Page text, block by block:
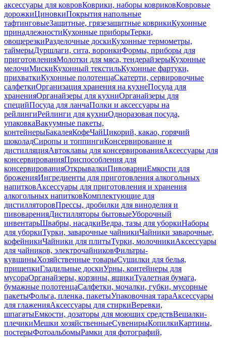
аксессуары для ковровКоврики, наборы ковриковКовровые
дорожкиЦиновкиПокрытия напольные
тафтинговыеЗащитные, грязезащитные коврикиКухонные
принадлежностиКухонные приборыТерки,
овощерезкиРазделочные доскиКухонные термометры,
таймерыДуршлаги, сита, воронкиФормы, приборы для
приготовленияМолотки для мяса, тендерайзерыКухонные
мелочиМискиКухонный текстильКухонные фартуки,
прихваткиКухонные полотенцаСкатерти, сервировочные
салфеткиОрганизация хранения на кухнеПосуда для
храненияОрганайзеры для кухниОрганайзеры для
специйПосуда для ланчаПолки и аксессуары на
рейлингиРейлинги для кухниОдноразовая посуда,
упаковкаВакуумные пакеты,
контейнерыБакалеяКофеЧайЦикорий, какао, горячий
шоколадСиропы и топпингиКонсервирование и
дистилляцияАвтоклавы для консервированияАксессуары для
консервированияПриспособления для
консервированияОткрывалкиПивоварниЕмкости для
броженияИнгредиенты для приготовления алкогольных
напитковАксессуары для приготовления и хранения
алкогольных напитковКомплектующие для
дистилляторовПрессы, дробилки для виноделия и
пивоваренияДистилляторы бытовыеУборочный
инвентарьШвабры, насадкиВедра, тазы для уборкиНаборы
для уборкиТурки, заварочные чайникиЧайники заварочные,
кофейникиЧайники для плитыТурки, молочникиАксессуары
для чайников, электрочайниковФильтры-
кувшиныХозяйственные товарыСушилки для белья,
прищепкиГладильные доскиУрны, контейнеры для
мусораОрганайзеры, корзины, ящикиТуалетная бумага,
бумажные полотенцаСалфетки, мочалки, губки, мусорные
пакетыФольга, пленка, пакетыУпаковочная тараАксессуары
для глаженияАксессуары для стиркиВеревки,
шпагатыЕмкости, дозаторы для моющих средствВешалки-
плечикиМешки хозяйственныеСувенирыКопилкиКартины,
постерыФотоальбомыРамки для фотографий,